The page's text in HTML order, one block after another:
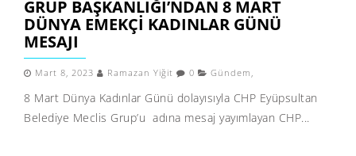
GRUP BAŞKANLIĞI’NDAN 8 MART
DÜNYA EMEKÇI KADINLAR GÜNÜ
MESAJI
Mart 8, 2023 Ramazan Yiğit 0 Gündem ,
8 Mart Dünya Kadınlar Günü dolayısıyla CHP Eyüpsultan
Belediye Meclis Grup’u adına mesaj yayımlayan CHP...